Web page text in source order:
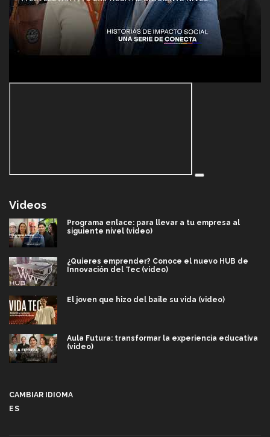
Videos
Programa enlace: para llevar a tu empresa al
siguiente nivel (video)
¿Quieres emprender? Conoce el nuevo HUB de
Innovación del Tec (video)
El joven que hizo del baile su vida (video)
Aula Futura: transformar la experiencia educativa
(video)
CAMBIAR IDIOMA
ES